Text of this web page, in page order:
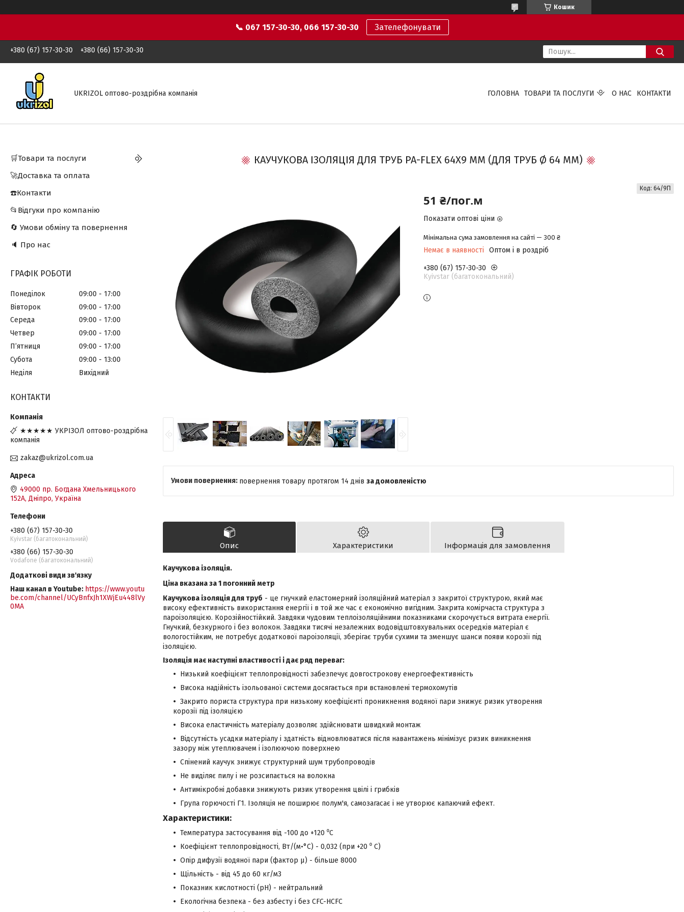
Кошик
📞 067 157-30-30, 066 157-30-30 Зателефонувати
+380 (67) 157-30-30 +380 (66) 157-30-30
UKRIZOL оптово-роздрібна компанія ГОЛОВНА ТОВАРИ ТА ПОСЛУГИ О НАС КОНТАКТИ
КАУЧУКОВА ІЗОЛЯЦІЯ ДЛЯ ТРУБ PA-FLEX 64Х9 ММ (ДЛЯ ТРУБ Ø 64 ММ)
51 ₴/пог.м
Показати оптові ціни
Мінімальна сума замовлення на сайті — 300 ₴
Немає в наявності Оптом і в роздріб
Код: 64/9П
+380 (67) 157-30-30
Kyivstar (багатокональний)
повернення товару протягом 14 днів за домовленістю
Опис Характеристики Інформація для замовлення
Каучукова ізоляція.
Ціна вказана за 1 погонний метр
Каучукова ізоляція для труб - це гнучкий еластомерний ізоляційний матеріал з закритої структурою, який має
високу ефективність використання енергії і в той же час є економічно вигідним. Закрита комірчаста структура з
пароізоляцією. Корозійностійкий. Завдяки чудовим теплоізоляційними показниками скорочується витрата енергії.
Гнучкий, безкурного і без волокон. Завдяки тисячі незалежних водовідштовхувальних осередків матеріал є
вологостійким, не потребує додаткової пароізоляції, зберігає труби сухими та зменшує шанси появи корозії під
ізоляцією.
Ізоляція має наступні властивості і дає ряд переваг:
Низький коефіцієнт теплопровідності забезпечує довгострокову енергоефективність
Висока надійність ізольованої системи досягається при встановлені термохомутів
Закрито пориста структура при низькому коефіцієнті проникнення водяної пари знижує ризик утворення
корозії під ізоляцією
Висока еластичність матеріалу дозволяє здійснювати швидкий монтаж
Відсутність усадки матеріалу і здатність відновлюватися після навантажень мінімізує ризик виникнення
зазору між утеплювачем і ізолюючою поверхнею
Спінений каучук знижує структурний шум трубопроводів
Не виділяє пилу і не розсипається на волокна
Антимікробні добавки знижують ризик утворення цвілі і грибків
Група горючості Г1. Ізоляція не поширює полум'я, самозагасає і не утворює капаючий ефект.
Характеристики:
Температура застосування від -100 до +120 ⁰С
Коефіцієнт теплопровідності, Вт/(м•°С) - 0,032 (при +20 ⁰ С)
Опір дифузії водяної пари (фактор μ) - більше 8000
Щільність - від 45 до 60 кг/м3
Показник кислотності (pH) - нейтральний
Екологічна безпека - без азбесту і без CFC-HCFC
🛒Товари та послуги
🚀Доставка та оплата
☎️Контакти
📂Відгуки про компанію
🔄 Умови обміну та повернення
🔈 Про нас
ГРАФІК РОБОТИ
Понеділок 09:00
17:00
Вівторок
09:00
17:00
Середа
09:00
17:00
Четвер
09:00
17:00
Пʼятниця
09:00
17:00
Субота
09:00
13:00
Неділя
Вихідний
КОНТАКТИ
★★★★★ УКРІЗОЛ оптово-роздрібна
компанія
zakaz@ukrizol.com.ua
49000 пр. Богдана Хмельницького
152А, Дніпро, Україна
+380 (67) 157-30-30
Kyivstar (багатокональний)
+380 (66) 157-30-30
Vodafone (багатокональний)
Наш канал в Youtube https://www.youtu
be.com/channel/UCyBnfxJh1XWjEu448lVy
0MA